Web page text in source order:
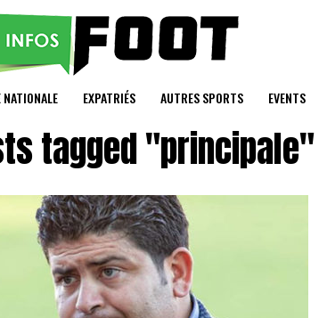
NATIONALE EXPATRIÉS AUTRES SPORTS EVENTS
tagged "principale"